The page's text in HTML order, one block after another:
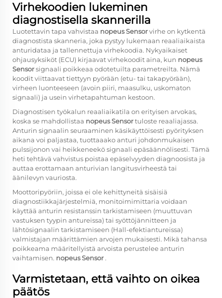
Virhekoodien lukeminen
diagnostisella skannerilla
Luotettavin tapa vahvistaa nopeus Sensorvirhe on kytkentä
diagnostista skanneria, joka pystyy lukemaan reaaliaikaista
anturidataa ja tallennettuja virhekoodia. Nykyaikaiset
ohjausyksiköt (ECU) kirjaavat virhekoodit aina, kun nopeus
Sensorsignaali poikkeaa odotetuilta parametreilta. Nämä
koodit viittaavat tiettyyn pyörään (etu- tai takapyörään),
virheen luonteeseen (avoin piiri, maasulku, uskomaton
signaali) ja usein virhetapahtuman kestoon.
Diagnostisen työkalun reaaliaikatila on erityisen arvokas,
koska se mahdollistaa nopeus Sensortuloste reaaliajassa.
Anturin signaalin seuraaminen käsikäyttöisesti pyörityksen
aikana voi paljastaa, tuottaaako anturi johdonmukaisen
pulssijonon vai heikkeneekö signaali epäsäännölisesti. Tämä
heti tehtävä vahvistus poistaa epäselvyyden diagnoosista ja
auttaa erottamaan anturivian langitusvirheestä tai
äänilevyn vauriosta.
Moottoripyöriin, joissa ei ole kehittyneitä sisäisiä
diagnostiikkajärjestelmiä, monitoimimittaria voidaan
käyttää anturin resistanssin tarkistamiseen (muuttuvan
vastuksen tyypin antureissa) tai syöttöjännitteen ja
lähtösignaalin tarkistamiseen (Hall-efektiantureissa)
valmistajan määrittämien arvojen mukaisesti. Mikä tahansa
poikkeama määritellyistä arvoista perustelee anturin
vaihtamisen. nopeus Sensor.
Varmistetaan, että vaihto on oikea
päätös